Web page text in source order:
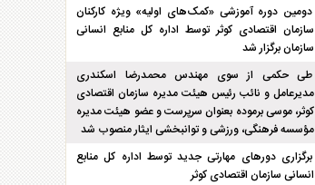
دومین دوره آموزشی «کمک‌های اولیه» ویژه کارکنان
سازمان اقتصادی کوثر توسط اداره کل منابع انسانی
سازمان برگزار شد
طی حکمی از سوی مهندس محمدرضا اسکندری
مدیرعامل و نائب رئیس هیئت مدیره سازمان اقتصادی
کوثر، موسی برموده بعنوان سرپرست و عضو هیئت مدیره
مؤسسه فرهنگی، ورزشی و توانبخشی ایثار منصوب شد
برگزاری دور‌های مهارتی جدید توسط اداره کل منابع
انسانی سازمان اقتصادی کوثر